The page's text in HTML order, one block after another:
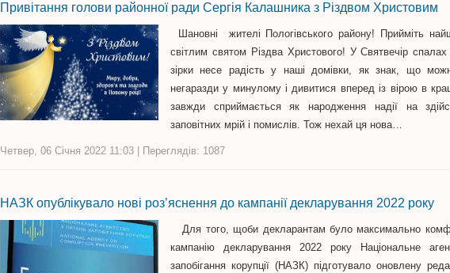
Привітання голови районної ради Сергія Калашника з Різдвом Христовим
Шановні жителі Пологівського району! Прийміть
світлим святом Різдва Христового! У Святвечір спалах
зірки несе радість у наші домівки, як знак, що
негаразди у минулому і дивитися вперед із вірою в
завжди сприймається як народження надії на
заповітних мрій і помислів. Тож нехай ця нова…
Четвер, 06 Січня 2022 11:03 | Переглядів: 1087
НАЗК опублікувало нові роз’яснення до кампанії декларування 2022 року
Для того, щоби декларантам було максимально
кампанію декларування 2022 року Національне
запобігання корупції (НАЗК) підготувало оновлену